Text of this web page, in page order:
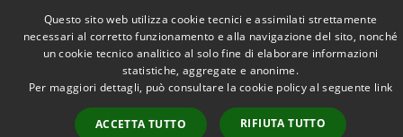
Questo sito web utilizza cookie tecnici e assimilati strettamente
necessari al corretto funzionamento e alla navigazione del sito, nonché
un cookie tecnico analitico al solo fine di elaborare informazioni
statistiche, aggregate e anonime.
Per maggiori dettagli, può consultare la cookie policy al seguente link
ACCETTA TUTTO RIFIUTA TUTTO